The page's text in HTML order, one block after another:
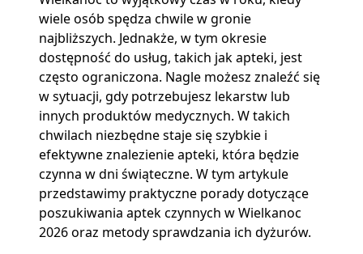
wiele osób spędza chwile w gronie
najbliższych. Jednakże, w tym okresie
dostępność do usług, takich jak apteki, jest
często ograniczona. Nagle możesz znaleźć się
w sytuacji, gdy potrzebujesz lekarstw lub
innych produktów medycznych. W takich
chwilach niezbędne staje się szybkie i
efektywne znalezienie apteki, która będzie
czynna w dni świąteczne. W tym artykule
przedstawimy praktyczne porady dotyczące
poszukiwania aptek czynnych w Wielkanoc
2026 oraz metody sprawdzania ich dyżurów.